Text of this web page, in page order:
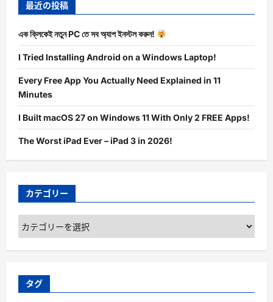
最近の投稿
এক ক্লিকেই নতুন PC তে সব অ্যাপ ইনস্টল করুন!
I Tried Installing Android on a Windows Laptop!
Every Free App You Actually Need Explained in 11
Minutes
I Built macOS 27 on Windows 11 With Only 2 FREE Apps!
The Worst iPad Ever – iPad 3 in 2026!
カテゴリー
カ
テ
ゴ
ー
タグ